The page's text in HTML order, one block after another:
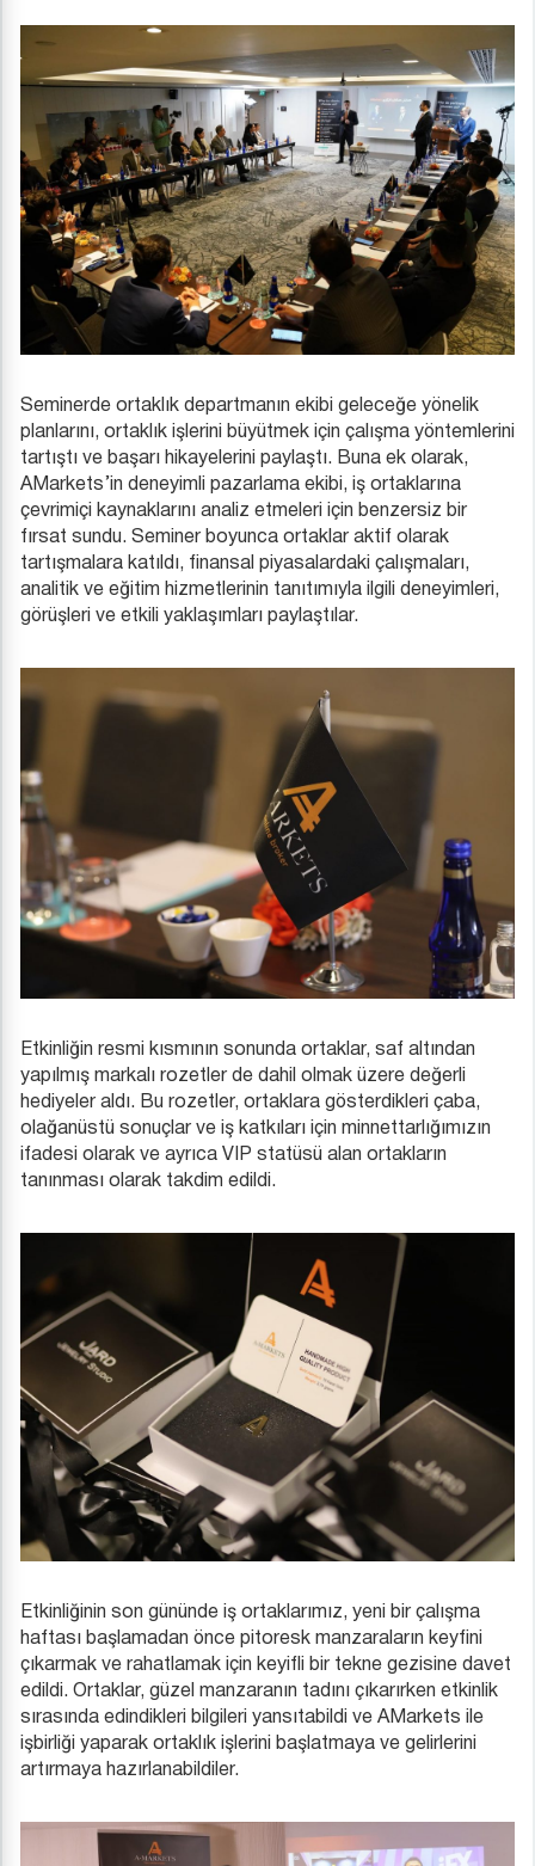
Seminerde ortaklık departmanın ekibi geleceğe yönelik
planlarını, ortaklık işlerini büyütmek için çalışma yöntemlerini
tartıştı ve başarı hikayelerini paylaştı. Buna ek olarak,
AMarkets’in deneyimli pazarlama ekibi, iş ortaklarına
çevrimiçi kaynaklarını analiz etmeleri için benzersiz bir
fırsat sundu. Seminer boyunca ortaklar aktif olarak
tartışmalara katıldı, finansal piyasalardaki çalışmaları,
analitik ve eğitim hizmetlerinin tanıtımıyla ilgili deneyimleri,
görüşleri ve etkili yaklaşımları paylaştılar.
Etkinliğin resmi kısmının sonunda ortaklar, saf altından
yapılmış markalı rozetler de dahil olmak üzere değerli
hediyeler aldı. Bu rozetler, ortaklara gösterdikleri çaba,
olağanüstü sonuçlar ve iş katkıları için minnettarlığımızın
ifadesi olarak ve ayrıca VIP statüsü alan ortakların
tanınması olarak takdim edildi.
Etkinliğinin son gününde iş ortaklarımız, yeni bir çalışma
haftası başlamadan önce pitoresk manzaraların keyfini
çıkarmak ve rahatlamak için keyifli bir tekne gezisine davet
edildi. Ortaklar, güzel manzaranın tadını çıkarırken etkinlik
sırasında edindikleri bilgileri yansıtabildi ve AMarkets ile
işbirliği yaparak ortaklık işlerini başlatmaya ve gelirlerini
artırmaya hazırlanabildiler.